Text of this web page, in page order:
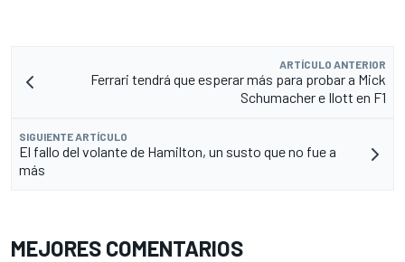
ARTÍCULO ANTERIOR
Ferrari tendrá que esperar más para probar a Mick
Schumacher e Ilott en F1
SIGUIENTE ARTÍCULO
El fallo del volante de Hamilton, un susto que no fue a
más
MEJORES COMENTARIOS